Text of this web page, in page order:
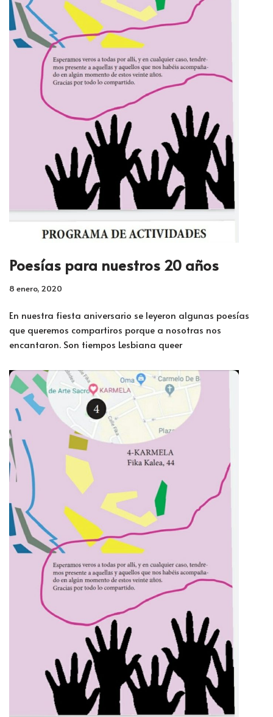
Poesías para nuestros 20 años
8 enero, 2020
En nuestra fiesta aniversario se leyeron algunas poesías
que queremos compartiros porque a nosotras nos
encantaron. Son tiempos Lesbiana queer